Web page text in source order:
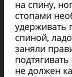
на спину,
стопами
удерживать
спиной,
заняли
не должен